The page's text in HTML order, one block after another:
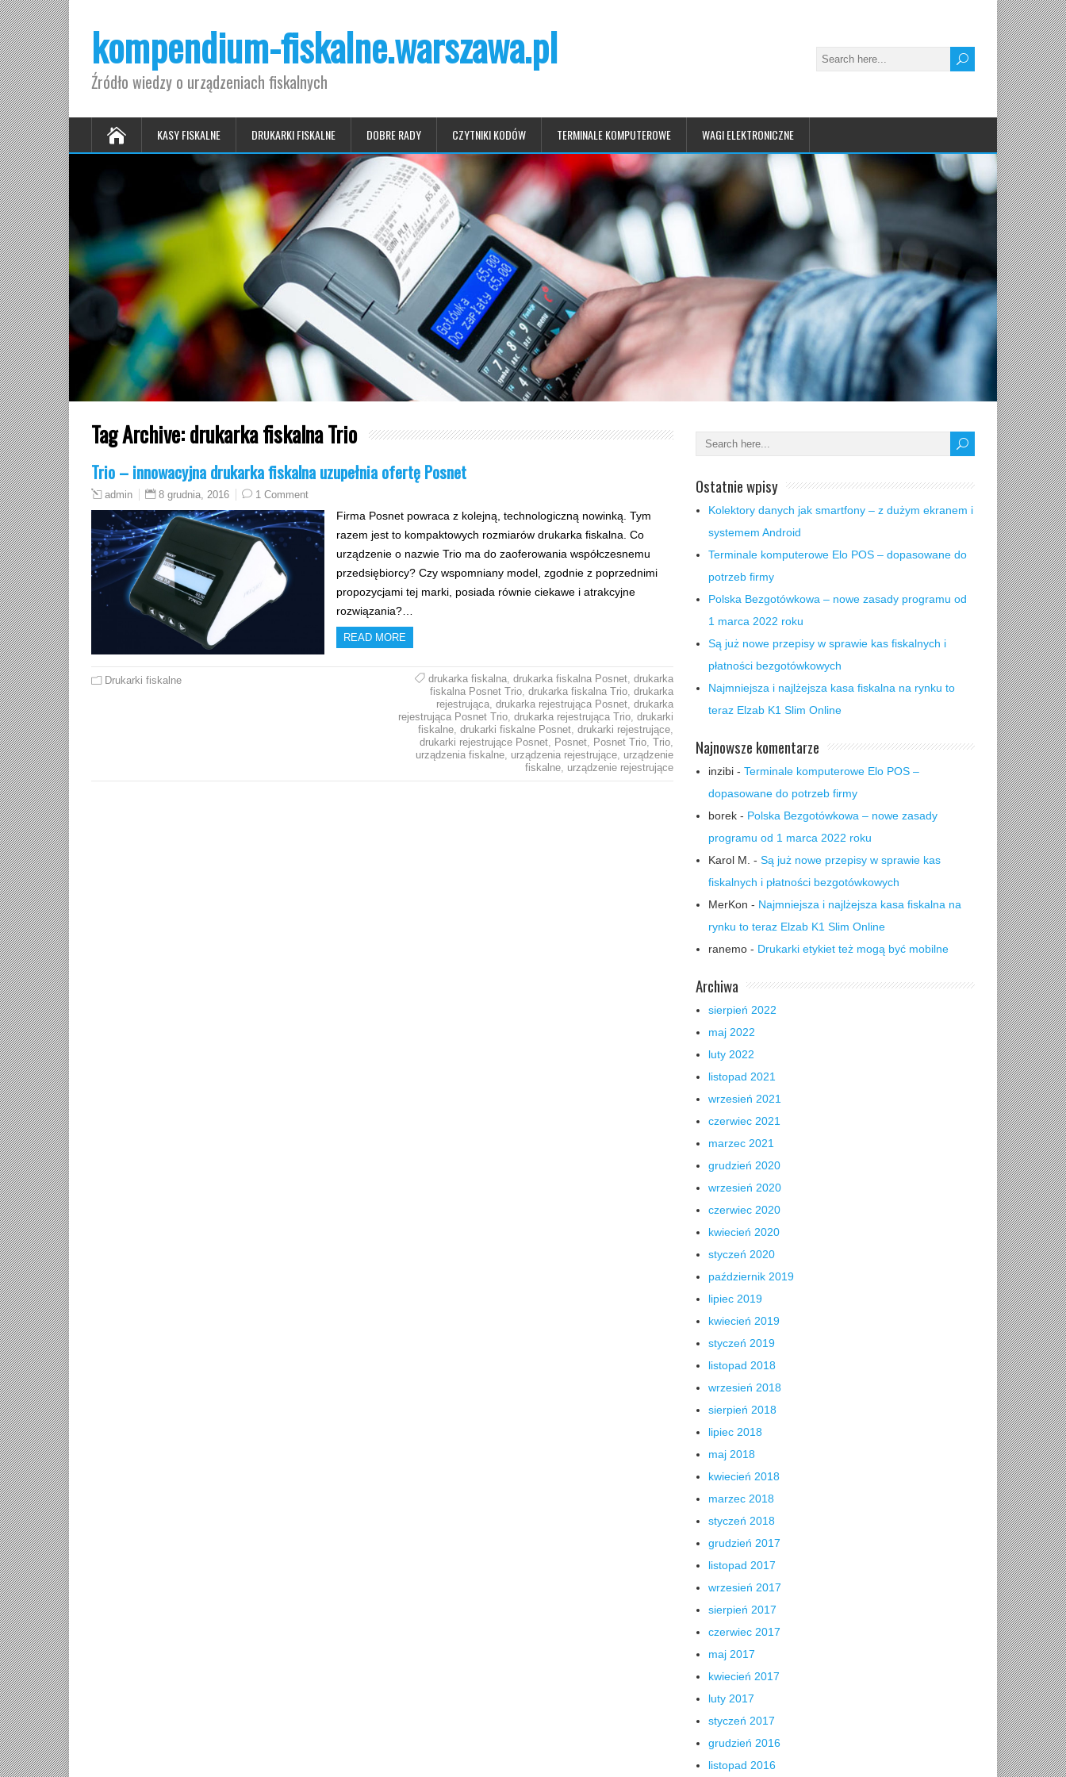
kompendium-fiskalne.warszawa.pl
Źródło wiedzy o urządzeniach fiskalnych
KASY FISKALNE DRUKARKI FISKALNE DOBRE RADY CZYTNIKI KODÓW TERMINALE KOMPUTEROWE WAGI ELEKTRONICZNE
Tag Archive:drukarka fiskalna Trio
Trio – innowacyjna drukarka fiskalna uzupełnia ofertę Posnet
admin 8 grudnia, 2016 1 Comment
Firma Posnet powraca z kolejną, technologiczną nowinką. Tym
razem jest to kompaktowych rozmiarów drukarka fiskalna. Co
urządzenie o nazwie Trio ma do zaoferowania współczesnemu
przedsiębiorcy? Czy wspomniany model, zgodnie z poprzednimi
propozycjami tej marki, posiada równie ciekawe i atrakcyjne
rozwiązania?…
READ MORE
Drukarki fiskalne drukarka fiskalna, drukarka fiskalna Posnet, drukarka
fiskalna Posnet Trio, drukarka fiskalna Trio, drukarka
rejestrująca, drukarka rejestrująca Posnet, drukarka
rejestrująca Posnet Trio, drukarka rejestrująca Trio, drukarki
fiskalne, drukarki fiskalne Posnet, drukarki rejestrujące,
drukarki rejestrujące Posnet, Posnet, Posnet Trio, Trio,
urządzenia fiskalne, urządzenia rejestrujące, urządzenie
fiskalne, urządzenie rejestrujące
Ostatnie wpisy
Kolektory danych jak smartfony – z dużym ekranem i
systemem Android
Terminale komputerowe Elo POS – dopasowane do
potrzeb firmy
Polska Bezgotówkowa – nowe zasady programu od
1 marca 2022 roku
Są już nowe przepisy w sprawie kas fiskalnych i
płatności bezgotówkowych
Najmniejsza i najlżejsza kasa fiskalna na rynku to
teraz Elzab K1 Slim Online
Najnowsze komentarze
inzibi - Terminale komputerowe Elo POS –
dopasowane do potrzeb firmy
borek - Polska Bezgotówkowa – nowe zasady
programu od 1 marca 2022 roku
Karol M. - Są już nowe przepisy w sprawie kas
fiskalnych i płatności bezgotówkowych
MerKon - Najmniejsza i najlżejsza kasa fiskalna na
rynku to teraz Elzab K1 Slim Online
ranemo - Drukarki etykiet też mogą być mobilne
Archiwa
sierpień 2022
maj 2022
luty 2022
listopad 2021
wrzesień 2021
czerwiec 2021
marzec 2021
grudzień 2020
wrzesień 2020
czerwiec 2020
kwiecień 2020
styczeń 2020
październik 2019
lipiec 2019
kwiecień 2019
styczeń 2019
listopad 2018
wrzesień 2018
sierpień 2018
lipiec 2018
maj 2018
kwiecień 2018
marzec 2018
styczeń 2018
grudzień 2017
listopad 2017
wrzesień 2017
sierpień 2017
czerwiec 2017
maj 2017
kwiecień 2017
luty 2017
styczeń 2017
grudzień 2016
listopad 2016